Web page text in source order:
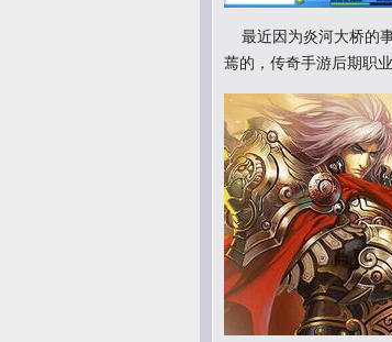
最近因为炎河大桥的
蔫的，传奇手游后期职